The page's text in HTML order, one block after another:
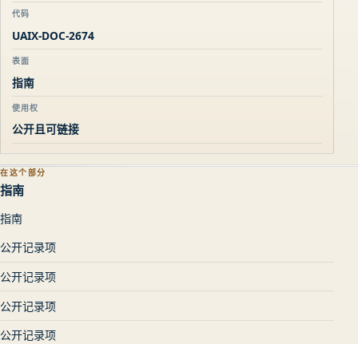
代码
UAIX-DOC-2674
表面
指南
使用权
公开且可链接
在这个部分
指南
指南
公开记录项
公开记录项
公开记录项
公开记录项